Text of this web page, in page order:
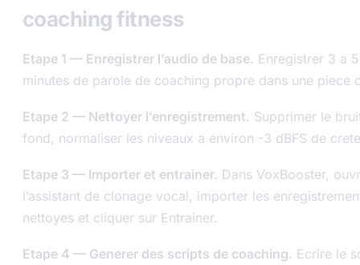
coaching fitness
Etape 1 — Enregistrer l’audio de base. Enregistrer 3 a 5
minutes de parole de coaching propre dans une piece
Etape 2 — Nettoyer l’enregistrement. Supprimer le
fond, normaliser les niveaux a environ -3 dBFS de
Etape 3 — Importer et entrainer. Dans VoxBooster,
l’assistant de clonage vocal, importer les
nettoyes et cliquer sur Entrainer.
Etape 4 — Generer des scripts de coaching. Ecrire le